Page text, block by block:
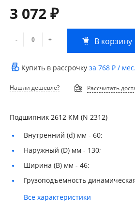
3 072 ₽
- + В корзину
Купить в рассрочку за 768 ₽ / мес.
Нашли дешевле? Рассчитать
Подшипник 2612 КМ (N 2312)
Внутренний (d) мм - 60;
Наружный (D) мм - 130;
Ширина (B) мм - 46;
Грузоподъемность
Все характеристики